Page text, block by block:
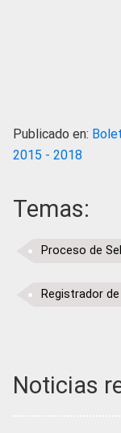
Publicado en:
2015 - 2018
Temas:
Proceso de
Registrador
Noticias